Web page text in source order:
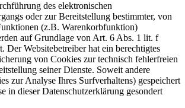
des elektronischen
oder zur Bereitstellung bestimmter, von
(z.B. Warenkorbfunktion)
auf Grundlage von Art. 6 Abs. 1 lit. f
Der Websitebetreiber hat ein berechtigtes
von Cookies zur technisch fehlerfreien
seiner Dienste. Soweit andere
zur Analyse Ihres Surfverhaltens) gespeichert
in dieser Datenschutzerklärung gesondert